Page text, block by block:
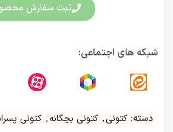
ثبت سفارش
شبکه های اجتماعی:
دسته: کتونی, کتونی بچگانه, کتونی